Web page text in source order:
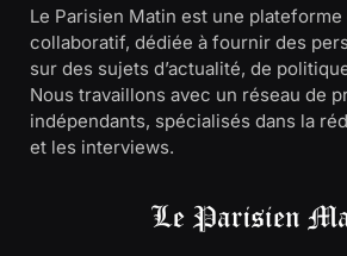
Le Parisien Matin est une
collaboratif, dédiée à fournir des
sur des sujets d’actualité, de
Nous travaillons avec un réseau de
indépendants, spécialisés dans la
et les interviews.